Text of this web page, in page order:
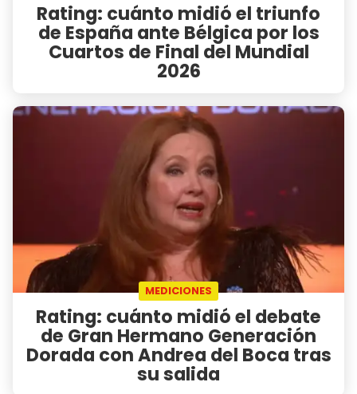
Rating: cuánto midió el triunfo
de España ante Bélgica por los
Cuartos de Final del Mundial
2026
MEDICIONES
Rating: cuánto midió el debate
de Gran Hermano Generación
Dorada con Andrea del Boca tras
su salida